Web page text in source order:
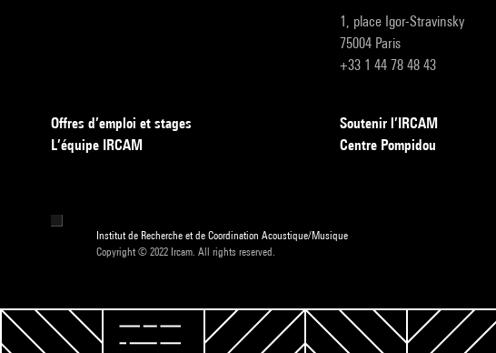
1, place Igor-Stravinsky
75004 Paris
+33 1 44 78 48 43
Offres d’emploi et stages
L’équipe IRCAM
Soutenir l’IRCAM
Centre Pompidou
Institut de Recherche et de Coordination Acoustique/Musique
Copyright © 2022 Ircam. All rights reserved.